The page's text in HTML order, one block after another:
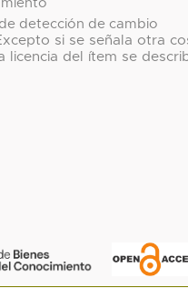
de detección de cambio
si se señala otra
licencia del ítem se